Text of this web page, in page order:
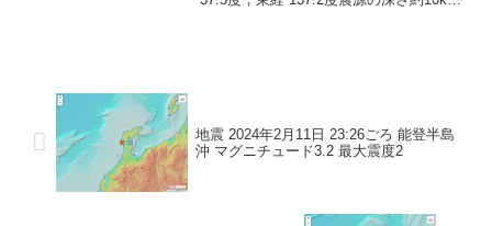
地震 2024年2月11日 23:26ごろ 能登半島
沖 マグニチュード3.2 最大震度2